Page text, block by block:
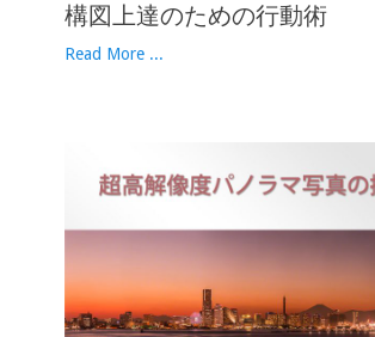
構図上達のための行動術
Read More ...